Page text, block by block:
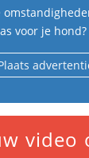
voor je hond?
video